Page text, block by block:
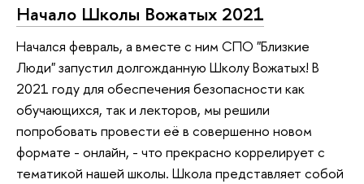
Начало Школы Вожатых 2021
Начался февраль, а вместе с ним СПО "Близкие
Люди" запустил долгожданную Школу Вожатых! В
2021 году для обеспечения безопасности как
обучающихся, так и лекторов, мы решили
попробовать провести её в совершенно новом
формате - онлайн, - что прекрасно коррелирует с
тематикой нашей школы. Школа представляет собой